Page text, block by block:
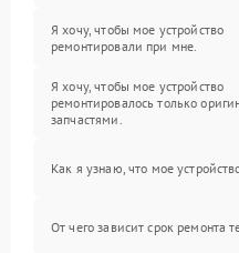
Я хочу, чтобы мое устройство
ремонтировали при мне.
Я хочу, чтобы мое устройство
ремонтировалось только
запчастями.
Как я узнаю, что мое
От чего зависит срок ремонта